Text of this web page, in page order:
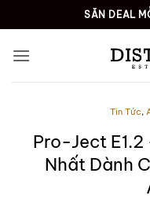
SĂN DEAL
Tin Tức,
Pro-Ject
Nhất Dành